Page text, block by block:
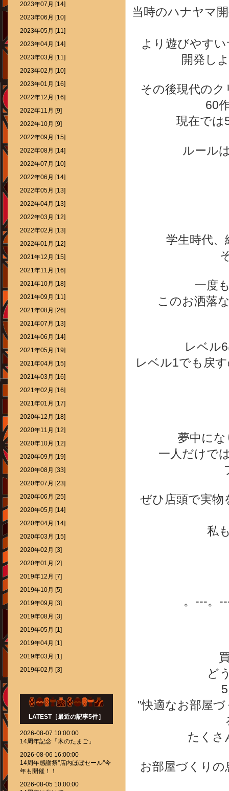
当時のハナヤマ
より遊びやす
開発し
その後現代の
60
現在では
ルール
学生時代
一度
このお洒落
レベル
レベル1でも戻
夢中に
一人だけで
ぜひ店頭で実物
私
。---。
ど
''快適なお部屋
たくさ
お部屋づくり
2023年07月 [14]
2023年06月 [10]
2023年05月 [11]
2023年04月 [14]
2023年03月 [11]
2023年02月 [10]
2023年01月 [16]
2022年12月 [16]
2022年11月 [9]
2022年10月 [9]
2022年09月 [15]
2022年08月 [14]
2022年07月 [10]
2022年06月 [14]
2022年05月 [13]
2022年04月 [13]
2022年03月 [12]
2022年02月 [13]
2022年01月 [12]
2021年12月 [15]
2021年11月 [16]
2021年10月 [18]
2021年09月 [11]
2021年08月 [26]
2021年07月 [13]
2021年06月 [14]
2021年05月 [19]
2021年04月 [15]
2021年03月 [16]
2021年02月 [16]
2021年01月 [17]
2020年12月 [18]
2020年11月 [12]
2020年10月 [12]
2020年09月 [19]
2020年08月 [33]
2020年07月 [23]
2020年06月 [25]
2020年05月 [14]
2020年04月 [14]
2020年03月 [15]
2020年02月 [3]
2020年01月 [2]
2019年12月 [7]
2019年10月 [5]
2019年09月 [3]
2019年08月 [3]
2019年05月 [1]
2019年04月 [1]
2019年03月 [1]
2019年02月 [3]
LATEST［最近の記事5件］
2026-08-07 10:00:00
14周年記念「木のたまご」
2026-08-06 16:00:00
14周年感謝祭''店内ほぼセール''今
年も開催！！
2026-08-05 10:00:00